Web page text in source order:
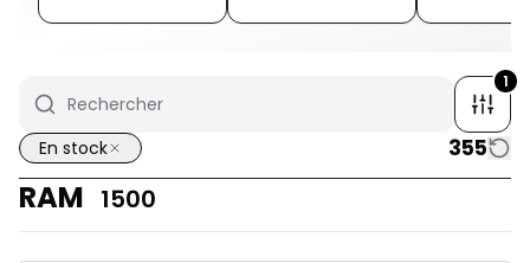
1
En stock 355
RAM 1500
En stock